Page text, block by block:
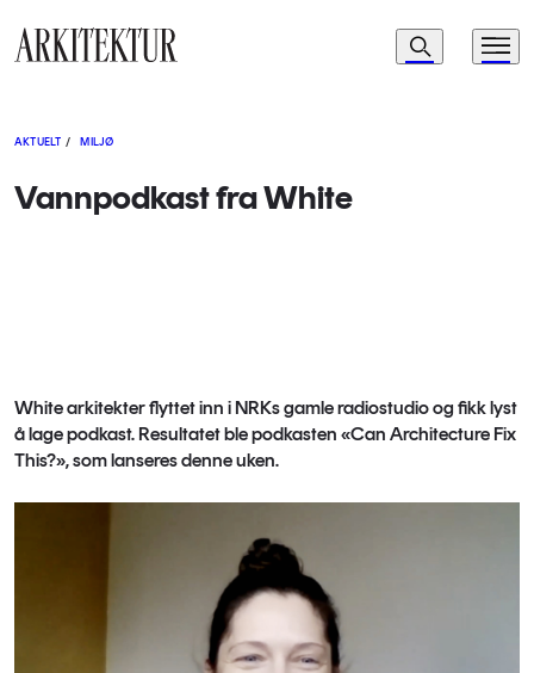
Navigasjon
Søk Meny
AKTUELT / MILJØ
Vannpodkast fra White
White arkitekter flyttet inn i NRKs gamle radiostudio og fikk lyst
å lage podkast. Resultatet ble podkasten «Can Architecture Fix
This?», som lanseres denne uken.